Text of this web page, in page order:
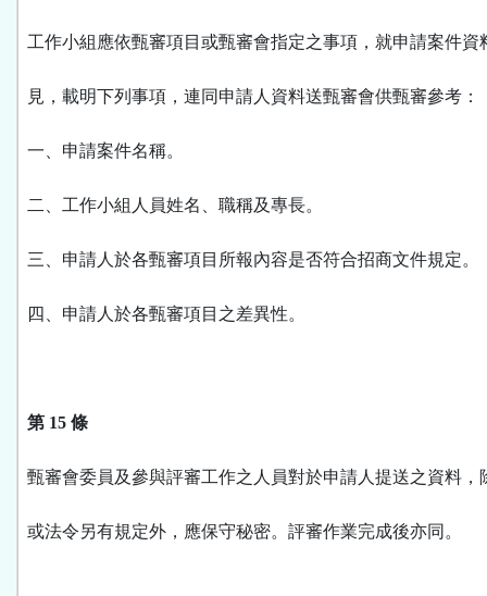
工作小組應依甄審項目或甄審會指定之事項，就申請案件資
見，載明下列事項，連同申請人資料送甄審會供甄審參考：
一、申請案件名稱。
二、工作小組人員姓名、職稱及專長。
三、申請人於各甄審項目所報內容是否符合招商文件規定。
四、申請人於各甄審項目之差異性。
第 15 條
甄審會委員及參與評審工作之人員對於申請人提送之資料，
或法令另有規定外，應保守秘密。評審作業完成後亦同。